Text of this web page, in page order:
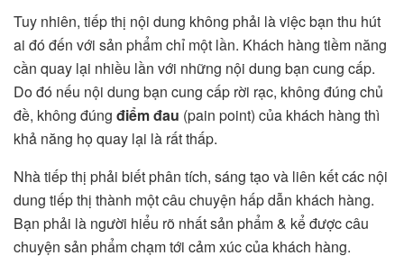
Tuy nhiên, tiếp thị nội dung không phải là việc bạn thu hút
ai đó đến với sản phẩm chỉ một lần. Khách hàng tiềm năng
cần quay lại nhiều lần với những nội dung bạn cung cấp.
Do đó nếu nội dung bạn cung cấp rời rạc, không đúng chủ
đề, không đúng điểm đau (pain point) của khách hàng thì
khả năng họ quay lại là rất thấp.
Nhà tiếp thị phải biết phân tích, sáng tạo và liên kết các nội
dung tiếp thị thành một câu chuyện hấp dẫn khách hàng.
Bạn phải là người hiểu rõ nhất sản phẩm & kể được câu
chuyện sản phẩm chạm tới cảm xúc của khách hàng.